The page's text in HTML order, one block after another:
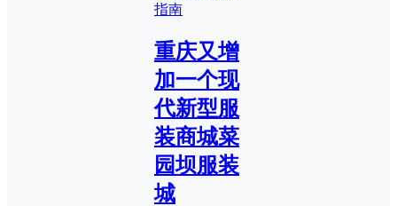
指南
重庆又增
加一个现
代新型服
装商城菜
园坝服装
城